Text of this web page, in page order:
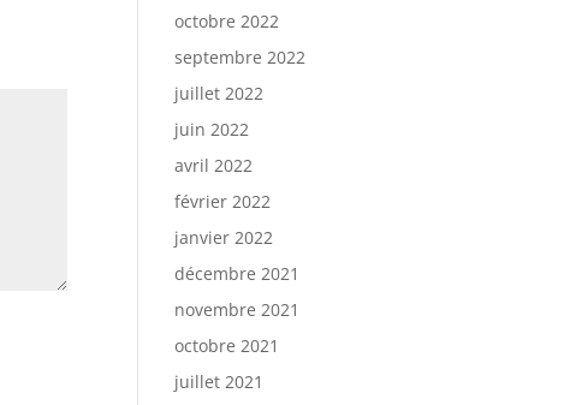
octobre 2022
septembre 2022
juillet 2022
juin 2022
avril 2022
février 2022
janvier 2022
décembre 2021
novembre 2021
octobre 2021
juillet 2021